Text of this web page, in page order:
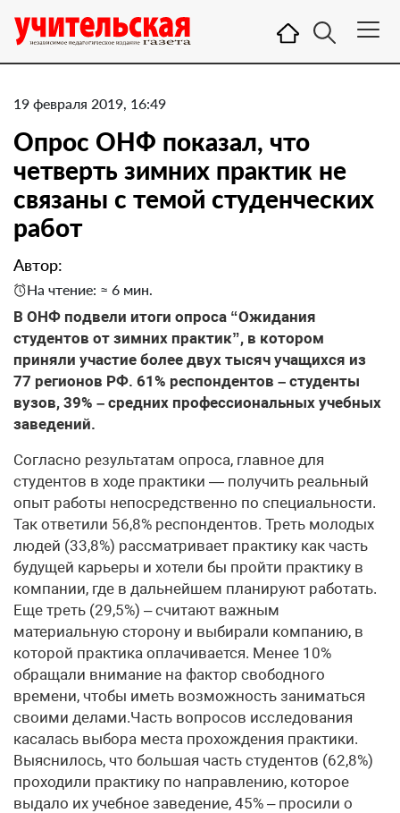
19 февраля 2019, 16:49
Опрос ОНФ показал, что
четверть зимних практик не
связаны с темой студенческих
работ
Автор:
На чтение: ≈ 6 мин.
В ОНФ подвели итоги опроса “Ожидания
студентов от зимних практик”, в котором
приняли участие более двух тысяч учащихся из
77 регионов РФ. 61% респондентов – студенты
вузов, 39% – средних профессиональных учебных
заведений.
Согласно результатам опроса, главное для
студентов в ходе практики — получить реальный
опыт работы непосредственно по специальности.
Так ответили 56,8% респондентов. Треть молодых
людей (33,8%) рассматривает практику как часть
будущей карьеры и хотели бы пройти практику в
компании, где в дальнейшем планируют работать.
Еще треть (29,5%) – считают важным
материальную сторону и выбирали компанию, в
которой практика оплачивается. Менее 10%
обращали внимание на фактор свободного
времени, чтобы иметь возможность заниматься
своими делами.Часть вопросов исследования
касалась выбора места прохождения практики.
Выяснилось, что большая часть студентов (62,8%)
проходили практику по направлению, которое
выдало их учебное заведение, 45% – просили о